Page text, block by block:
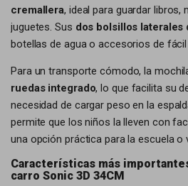
cremallera, ideal para guardar libros,
juguetes. Sus dos bolsillos laterales
botellas de agua o accesorios de
Para un transporte cómodo, la
ruedas integrado, lo que facilita su
necesidad de cargar peso en la
permite que los niños la lleven con
una opción práctica para la escuela o
Características más
carro Sonic 3D 34CM